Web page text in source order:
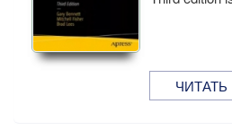
ЧИТАТЬ